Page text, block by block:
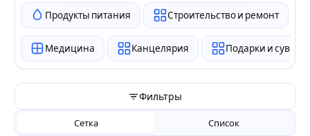
Продукты питания Строительство и ремонт
Медицина Канцелярия Подарки и
Фильтры
Сетка Список